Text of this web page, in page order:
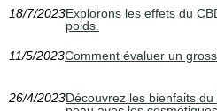
18/7/2023Explorons les effets du
poids.
11/5/2023Comment évaluer un
26/4/2023Découvrez les bienfaits